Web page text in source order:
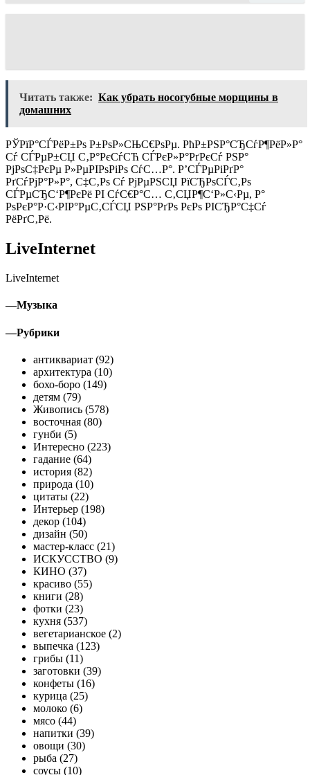
Читать также: Как убрать носогубные морщины в
домашних
РЎРїР°СЃРёР±Рѕ Р±РѕР»СЊС€РѕРµ. РћР±РЅР°СЂСѓР¶РёР»Р°
Сѓ СЃРµР±СЏ С‚Р°РєСѓСЋ СЃРєР»Р°РґРєСѓ РЅР°
РјРѕС‡РєРµ Р»РµРІРѕРіРѕ СѓС…Р°. Р’СЃРµРіРґР°
РґСѓРјР°Р»Р°, С‡С‚Рѕ Сѓ РјРµРЅСЏ РїСЂРѕСЃС‚Рѕ
СЃРµСЂС‘Р¶РєРё РІ СѓС€Р°С… С‚СЏР¶С‘Р»С‹Рµ, Р°
РѕРєР°Р·С‹РІР°РµС‚СЃСЏ РЅР°РґРѕ РєРѕ РІСЂР°С‡Сѓ
РёРґС‚Рё.
LiveInternet
LiveInternet
—Музыка
—Рубрики
антиквариат (92)
архитектура (10)
бохо-боро (149)
детям (79)
Живопись (578)
восточная (80)
гунби (5)
Интересно (223)
гадание (64)
история (82)
природа (10)
цитаты (22)
Интерьер (198)
декор (104)
дизайн (50)
мастер-класс (21)
ИСКУССТВО (9)
КИНО (37)
красиво (55)
книги (28)
фотки (23)
кухня (537)
вегетарианское (2)
выпечка (123)
грибы (11)
заготовки (39)
конфеты (16)
курица (25)
молоко (6)
мясо (44)
напитки (39)
овощи (30)
рыба (27)
соусы (10)